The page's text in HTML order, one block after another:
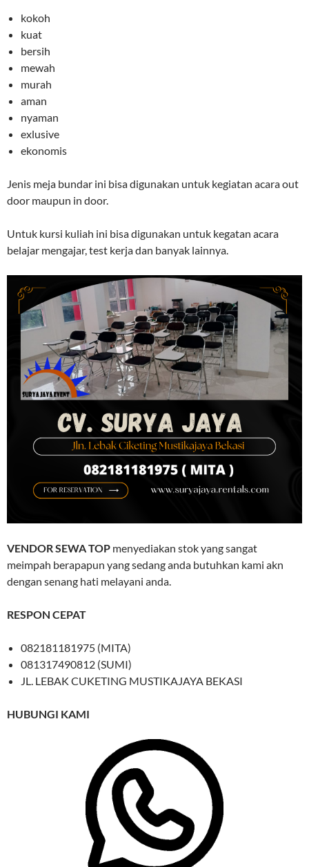
kokoh
kuat
bersih
mewah
murah
aman
nyaman
exlusive
ekonomis
Jenis meja bundar ini bisa digunakan untuk kegiatan acara out
door maupun in door.
Untuk kursi kuliah ini bisa digunakan untuk kegatan acara
belajar mengajar, test kerja dan banyak lainnya.
VENDOR SEWA TOP menyediakan stok yang sangat
meimpah berapapun yang sedang anda butuhkan kami akn
dengan senang hati melayani anda.
RESPON CEPAT
082181181975 (MITA)
081317490812 (SUMI)
JL. LEBAK CUKETING MUSTIKAJAYA BEKASI
HUBUNGI KAMI